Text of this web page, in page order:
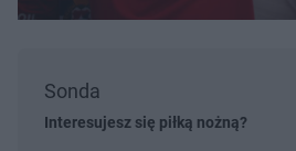
Sonda
Interesujesz się piłką nożną?